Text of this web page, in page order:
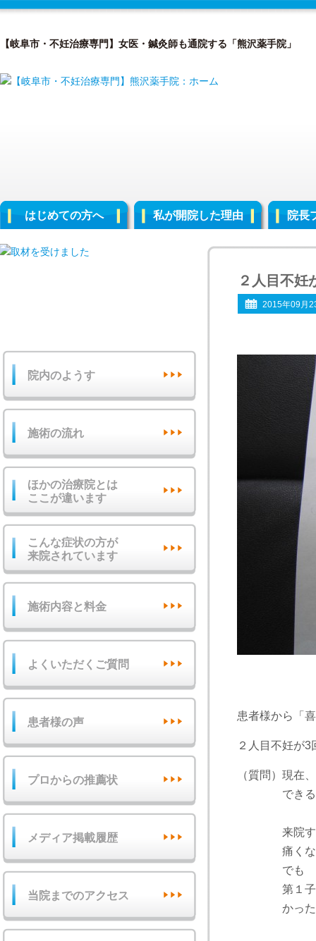
【岐阜市・不妊治療専門】女医・鍼灸師も通院する「熊沢薬手院」
はじめての方へ 私が開院した理由 院長
２人目不妊
2015年09月
患者様から「
２人目不妊が
（質問）現在
できるだけ
来院する前
痛くなった
でも 時々
第１子を出
かったので
院内のようす
施術の流れ
ほかの治療院とは
ここが違います
こんな症状の方が
来院されています
施術内容と料金
よくいただくご質問
患者様の声
プロからの推薦状
メディア掲載履歴
当院までのアクセス